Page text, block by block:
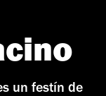
un festín de